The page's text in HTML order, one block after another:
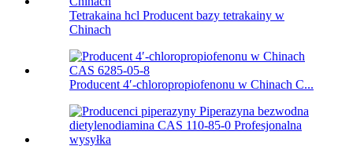
Tetrakaina hcl Producent bazy tetrakainy w
Chinach
Producent 4′-chloropropiofenonu w Chinach C...